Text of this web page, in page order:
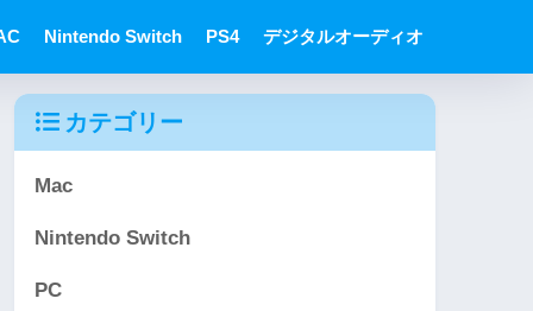
Nintendo Switch PS4 デジタルオーディオ
カテゴリー
Mac
Nintendo Switch
PC